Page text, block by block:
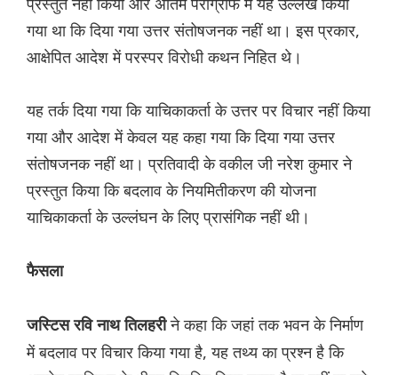
गया था कि दिया गया उत्तर संतोषजनक नहीं था। इस प्रकार,
आक्षेपित आदेश में परस्पर विरोधी कथन निहित थे।
यह तर्क दिया गया कि याचिकाकर्ता के उत्तर पर विचार नहीं किया
गया और आदेश में केवल यह कहा गया कि दिया गया उत्तर
संतोषजनक नहीं था। प्रतिवादी के वकील जी नरेश कुमार ने
प्रस्तुत किया कि बदलाव के नियमितीकरण की योजना
याचिकाकर्ता के उल्लंघन के लिए प्रासंगिक नहीं थी।
फैसला
जस्टिस रवि नाथ तिलहरीने कहा कि जहां तक भवन के निर्माण
में बदलाव पर विचार किया गया है, यह तथ्य का प्रश्न है कि